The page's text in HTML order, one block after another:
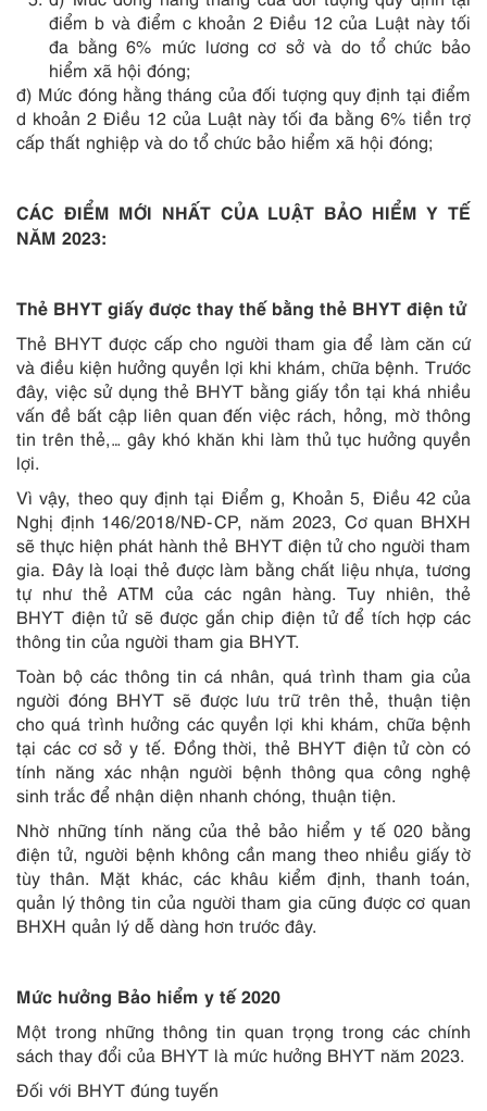
điểm b và điểm c khoản 2 Điều 12 của Luật này tối
đa bằng 6% mức lương cơ sở và do tổ chức bảo
hiểm xã hội đóng;
đ) Mức đóng hằng tháng của đối tượng quy định tại điểm
d khoản 2 Điều 12 của Luật này tối đa bằng 6% tiền trợ
cấp thất nghiệp và do tổ chức bảo hiểm xã hội đóng;
CÁC ĐIỂM MỚI NHẤT CỦA LUẬT BẢO HIỂM Y TẾ
NĂM 2023:
Thẻ BHYT giấy được thay thế bằng thẻ BHYT điện tử
Thẻ BHYT được cấp cho người tham gia để làm căn cứ
và điều kiện hưởng quyền lợi khi khám, chữa bệnh. Trước
đây, việc sử dụng thẻ BHYT bằng giấy tồn tại khá nhiều
vấn đề bất cập liên quan đến việc rách, hỏng, mờ thông
tin trên thẻ,… gây khó khăn khi làm thủ tục hưởng quyền
lợi.
Vì vậy, theo quy định tại Điểm g, Khoản 5, Điều 42 của
Nghị định 146/2018/NĐ-CP, năm 2023, Cơ quan BHXH
sẽ thực hiện phát hành thẻ BHYT điện tử cho người tham
gia. Đây là loại thẻ được làm bằng chất liệu nhựa, tương
tự như thẻ ATM của các ngân hàng. Tuy nhiên, thẻ
BHYT điện tử sẽ được gắn chip điện tử để tích hợp các
thông tin của người tham gia BHYT.
Toàn bộ các thông tin cá nhân, quá trình tham gia của
người đóng BHYT sẽ được lưu trữ trên thẻ, thuận tiện
cho quá trình hưởng các quyền lợi khi khám, chữa bệnh
tại các cơ sở y tế. Đồng thời, thẻ BHYT điện tử còn có
tính năng xác nhận người bệnh thông qua công nghệ
sinh trắc để nhận diện nhanh chóng, thuận tiện.
Nhờ những tính năng của thẻ bảo hiểm y tế 020 bằng
điện tử, người bệnh không cần mang theo nhiều giấy tờ
tùy thân. Mặt khác, các khâu kiểm định, thanh toán,
quản lý thông tin của người tham gia cũng được cơ quan
BHXH quản lý dễ dàng hơn trước đây.
Mức hưởng Bảo hiểm y tế 2020
Một trong những thông tin quan trọng trong các chính
sách thay đổi của BHYT là mức hưởng BHYT năm 2023.
Đối với BHYT đúng tuyến